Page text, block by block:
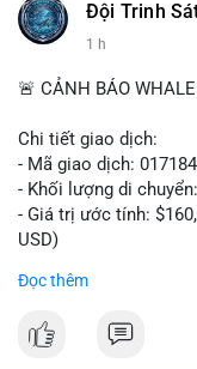
📰 Nguồn: CoinDesk
Đội Trinh
1 h
🚨 CẢNH BÁO
Chi tiết giao dịch:
- Mã giao dịch:
- Khối lượng di
- Giá trị ước tính:
USD)
Khối lượng 2,459
Đọc thêm